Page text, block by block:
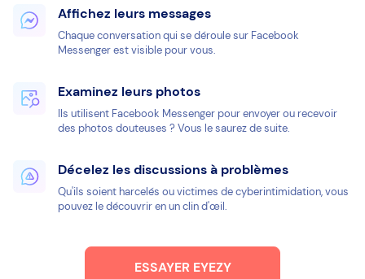
Affichez leurs messages
Chaque conversation qui se déroule sur Facebook
Messenger est visible pour vous.
Examinez leurs photos
Ils utilisent Facebook Messenger pour envoyer ou recevoir
des photos douteuses ? Vous le saurez de suite.
Décelez les discussions à problèmes
Qu'ils soient harcelés ou victimes de cyberintimidation, vous
pouvez le découvrir en un clin d'œil.
ESSAYER EYEZY